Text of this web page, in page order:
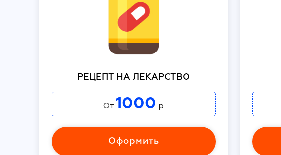
РЕЦЕПТ НА ЛЕКАРСТВО
От 1000 р
Оформить